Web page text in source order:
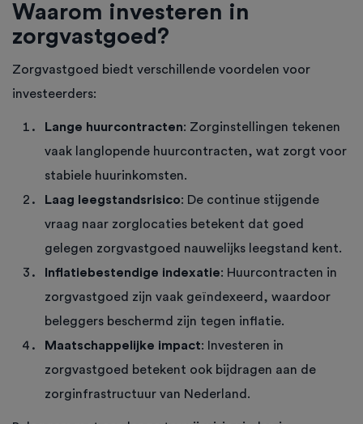
Waarom investeren in
zorgvastgoed?
Zorgvastgoed biedt verschillende voordelen voor
investeerders:
Lange huurcontracten: Zorginstellingen tekenen
vaak langlopende huurcontracten, wat zorgt voor
stabiele huurinkomsten.
Laag leegstandsrisico: De continue stijgende
vraag naar zorglocaties betekent dat goed
gelegen zorgvastgoed nauwelijks leegstand kent.
Inflatiebestendige indexatie: Huurcontracten in
zorgvastgoed zijn vaak geïndexeerd, waardoor
beleggers beschermd zijn tegen inflatie.
Maatschappelijke impact: Investeren in
zorgvastgoed betekent ook bijdragen aan de
zorginfrastructuur van Nederland.